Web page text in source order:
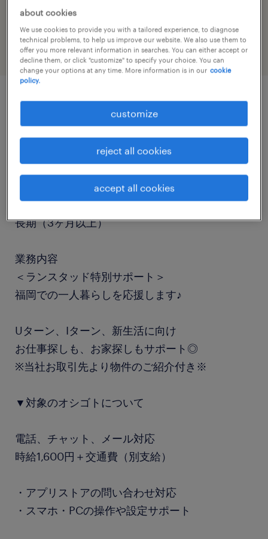
job category
sales
テレオペ・テレマーケティング・コールセンター
勤務期間
長期（3ヶ月以上）
業務内容
＜ランスタッド特別サポート＞
福岡での一人暮らしを応援します♪
Uターン、Iターン、新生活に向け
お仕事探しも、お家探しもサポート◎
※当社お取引先より物件のご紹介付き※
▼対象のオシゴトについて
電話、チャット、メール対応
時給1,600円＋交通費（別支給）
・アプリストアの問い合わせ対応
・スマホ・PCの操作や設定サポート
about cookies
We use cookies to provide you with a tailored experience, to diagnose
technical problems, to help us improve our website. We also use them to
offer you more relevant information in searches. You can either accept or
decline them, or click "customize" to specify your choice. You can
change your options at any time. More information is in our cookie
policy.
customize
reject all cookies
accept all cookies